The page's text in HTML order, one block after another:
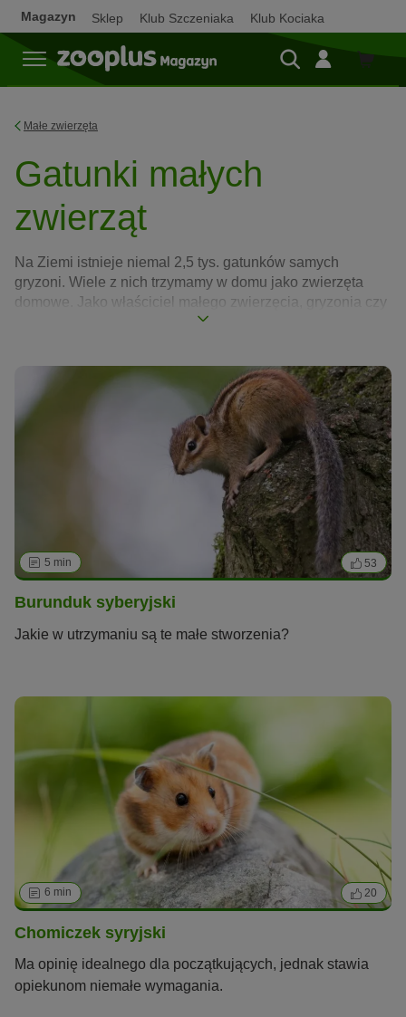
Magazyn Sklep Klub Szczeniaka Klub Kociaka
Sklep
Małe zwierzęta
Gatunki małych
zwierząt
Na Ziemi istnieje niemal 2,5 tys. gatunków samych
gryzoni. Wiele z nich trzymamy w domu jako zwierzęta
domowe. Jako właściciel małego zwierzęcia, gryzonia czy
zajęczaka, powinieneś orientować się w jego potrzebach
środowisko naturalne, potrzeby względem hodowli,
potrzeby żywieniowe i ciekawostki na ich temat.Czytaj
dalej
5 min 53
Burunduk syberyjski
Jakie w utrzymaniu są te małe stworzenia?
6 min 20
Chomiczek syryjski
Ma opinię idealnego dla początkujących, jednak stawia
opiekunom niemałe wymagania.